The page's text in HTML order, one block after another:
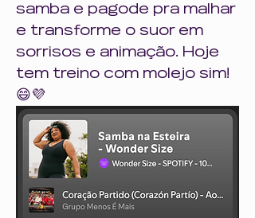
samba e pagode pra malhar
e transforme o suor em
sorrisos e animação. Hoje
tem treino com molejo sim!
😄💜